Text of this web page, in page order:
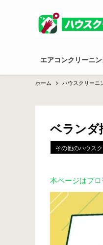
エアコンクリーニ
ホーム ハウスクリーニ
ベランダ
その他のハウス
本ページはプ